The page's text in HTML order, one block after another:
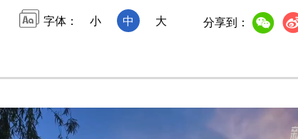
字体： 小 中 大 分享到：